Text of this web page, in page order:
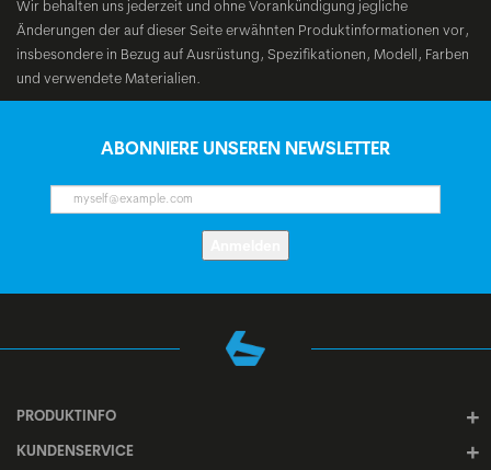
Wir behalten uns jederzeit und ohne Vorankündigung jegliche
Änderungen der auf dieser Seite erwähnten Produktinformationen vor,
insbesondere in Bezug auf Ausrüstung, Spezifikationen, Modell, Farben
und verwendete Materialien.
ABONNIERE UNSEREN NEWSLETTER
PRODUKTINFO
KUNDENSERVICE